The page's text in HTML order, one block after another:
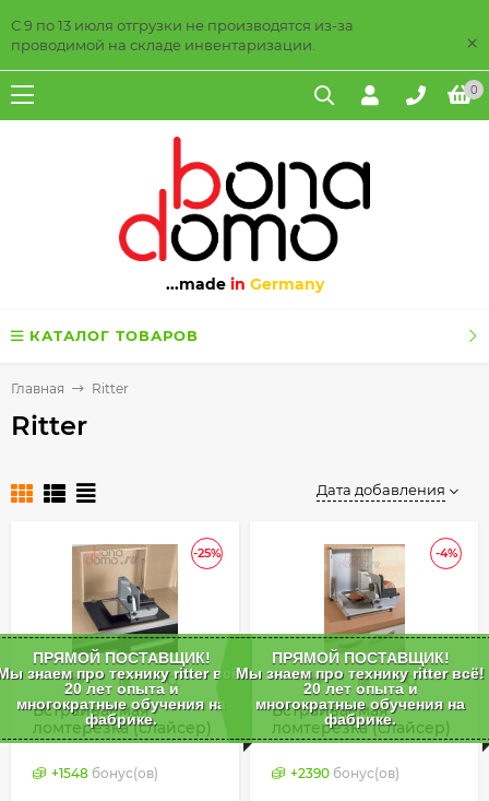
С 9 по 13 июля отгрузки не производятся из-за
проводимой на складе инвентаризации.
×
0
...made in Germany
КАТАЛОГ ТОВАРОВ
Главная Ritter
Ritter
Дата добавления
-25%
ПРЯМОЙ ПОСТАВЩИК!
знаем про технику ritter всё!
20 лет опыта и
многократные обучения на
фабрике.
Встраиваемая
ломтерезка (слайсер)
Ritter AES 64 NS,
Германия
+1548 бонус(ов)
-4%
ПРЯМОЙ ПОСТАВЩИК!
Мы знаем про технику ritter всё!
20 лет опыта и
многократные обучения на
фабрике.
Встраиваемая
ломтерезка (слайсер)
Ritter AES 64 NR,
Германия
+2390 бонус(ов)